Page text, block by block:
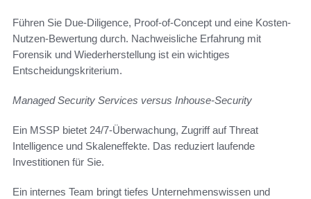
Führen Sie Due-Diligence, Proof-of-Concept und eine Kosten-
Nutzen-Bewertung durch. Nachweisliche Erfahrung mit
Forensik und Wiederherstellung ist ein wichtiges
Entscheidungskriterium.
Managed Security Services versus Inhouse-Security
Ein MSSP bietet 24/7-Überwachung, Zugriff auf Threat
Intelligence und Skaleneffekte. Das reduziert laufende
Investitionen für Sie.
Ein internes Team bringt tiefes Unternehmenswissen und